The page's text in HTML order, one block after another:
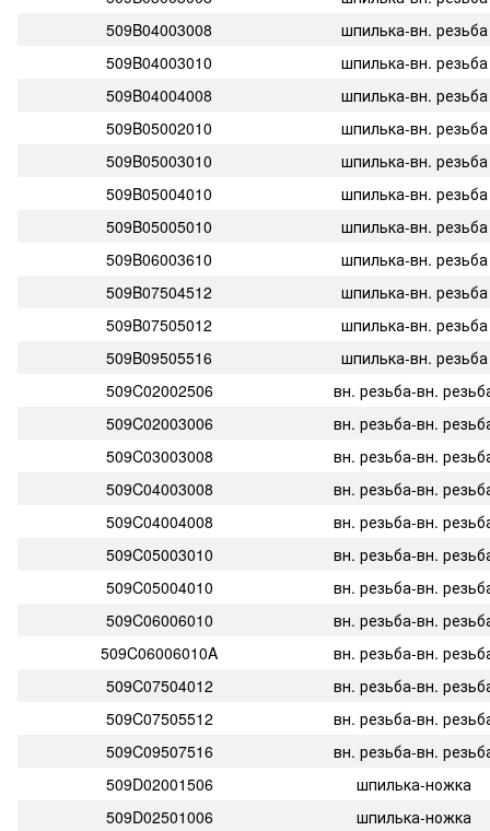
509B04003008
шпилька-вн. резьба
509B04003010
шпилька-вн. резьба
509B04004008
шпилька-вн. резьба
509B05002010
шпилька-вн. резьба
509B05003010
шпилька-вн. резьба
509B05004010
шпилька-вн. резьба
509B05005010
шпилька-вн. резьба
509B06003610
шпилька-вн. резьба
509B07504512
шпилька-вн. резьба
509B07505012
шпилька-вн. резьба
509B09505516
шпилька-вн. резьба
509C02002506
вн. резьба-вн.
509C02003006
вн. резьба-вн.
509C03003008
вн. резьба-вн.
509C04003008
вн. резьба-вн.
509C04004008
вн. резьба-вн.
509C05003010
вн. резьба-вн.
509C05004010
вн. резьба-вн.
509C06006010
вн. резьба-вн.
509C06006010A
вн. резьба-вн.
509C07504012
вн. резьба-вн.
509C07505512
вн. резьба-вн.
509C09507516
вн. резьба-вн.
509D02001506
шпилька-ножка
509D02501006
шпилька-ножка